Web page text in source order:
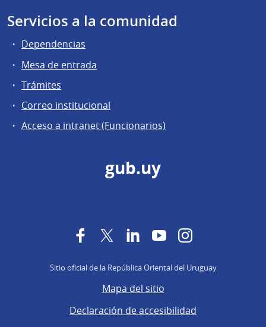
Servicios a la comunidad
Dependencias
Mesa de entrada
Trámites
Correo institucional
Acceso a intranet (Funcionarios)
gub.uy
FacebookTwitter LinkedInYouTubeInstagram
Sitio oficial de la República Oriental del Uruguay
Mapa del sitio
Declaración de accesibilidad